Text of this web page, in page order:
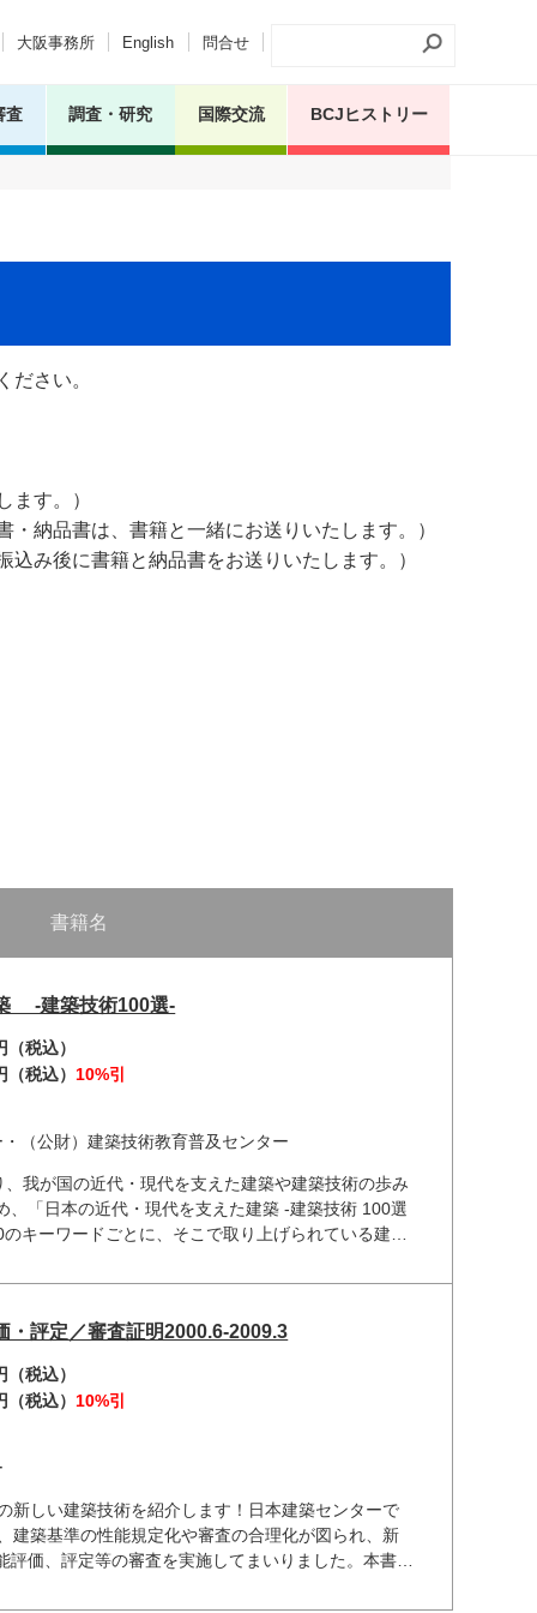
査 調査・研究 国際交流 BCJヒストリー
大阪事務所 English 問合せ
ださい。
す。）
納品書は、書籍と一緒にお送りいたします。）
み後に書籍と納品書をお送りいたします。）
書籍名
-建築技術100選-
税込）
税込） 10%引
（公財）建築技術教育普及センター
我が国の近代・現代を支えた建築や建築技術の歩み
、「日本の近代・現代を支えた建築 -建築技術 100選
キーワードごとに、そこで取り上げられている建
この 100年の建築・建築技術の発展を刻むことを旨と
築家協同組合でお取り扱いしております。
評定／審査証明2000.6-2009.3
税込）
税込） 10%引
新しい建築技術を紹介します！日本建築センターで
建築基準の性能規定化や審査の合理化が図られ、新
評価、評定等の審査を実施してまいりました。本書は